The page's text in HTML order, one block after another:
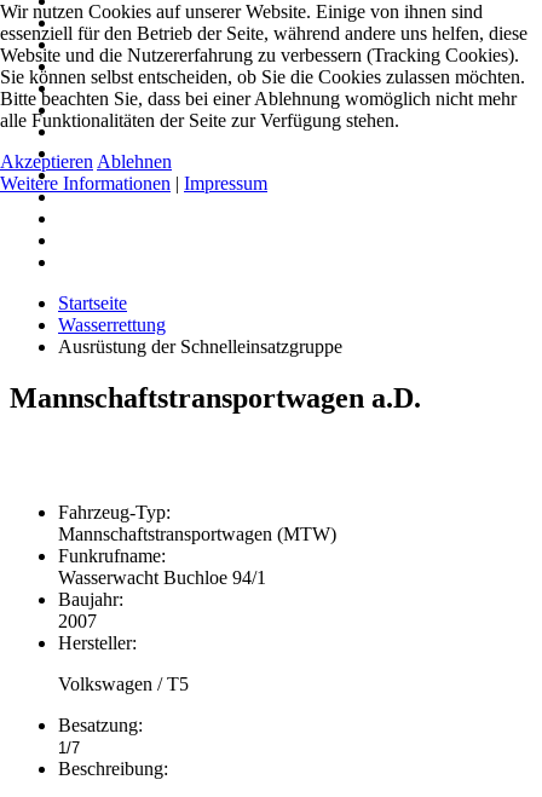
Startseite
Wasserrettung
Ausrüstung der Schnelleinsatzgruppe
Mannschaftstransportwagen a.D.
Fahrzeug-Typ:
Mannschaftstransportwagen (MTW)
Funkrufname:
Wasserwacht Buchloe 94/1
Baujahr:
2007
Hersteller:
Volkswagen / T5
Besatzung:
1/7
Beschreibung:
Wir nutzen Cookies auf unserer Website. Einige von ihnen sind
essenziell für den Betrieb der Seite, während andere uns helfen, diese
Website und die Nutzererfahrung zu verbessern (Tracking Cookies).
Sie können selbst entscheiden, ob Sie die Cookies zulassen möchten.
Bitte beachten Sie, dass bei einer Ablehnung womöglich nicht mehr
alle Funktionalitäten der Seite zur Verfügung stehen.
Akzeptieren Ablehnen
Weitere Informationen | Impressum